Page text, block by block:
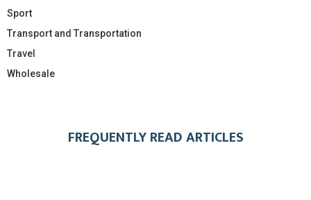
Sport
Transport and Transportation
Travel
Wholesale
FREQUENTLY READ ARTICLES